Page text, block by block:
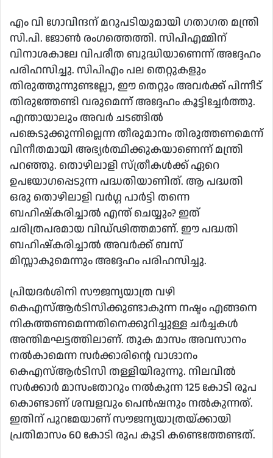
എം വി ഗോവിന്ദന് മറുപടിയുമായി ഗതാഗത മന്ത്രി
സി.പി. ജോൺ രംഗത്തെത്തി. സിപിഎമ്മിന്
വിനാശകാലേ വിപരീത ബുദ്ധിയാണെന്ന് അദ്ദേഹം
പരിഹസിച്ചു. സിപിഎം പല തെറ്റുകളും
തിരുത്തുന്നുണ്ടല്ലോ, ഈ തെറ്റും അവർക്ക് പിന്നീട്
തിരുത്തേണ്ടി വരുമെന്ന് അദ്ദേഹം കൂട്ടിച്ചേർത്തു.
എന്തായാലും അവർ ചടങ്ങിൽ
പങ്കെടുക്കുന്നില്ലെന്ന തീരുമാനം തിരുത്തണമെന്ന്
വിനീതമായി അഭ്യർത്ഥിക്കുകയാണെന്ന് മന്ത്രി
പറഞ്ഞു. തൊഴിലാളി സ്ത്രീകൾക്ക് ഏറെ
ഉപയോഗപ്പെടുന്ന പദ്ധതിയാണിത്. ആ പദ്ധതി
ഒരു തൊഴിലാളി വർഗ്ഗ പാർട്ടി തന്നെ
ബഹിഷ്കരിച്ചാൽ എന്ത് ചെയ്യും? ഇത്
ചരിത്രപരമായ വിഡ്ഢിത്തമാണ്. ഈ പദ്ധതി
ബഹിഷ്കരിച്ചാൽ അവർക്ക് ബസ്
മിസ്സാകുമെന്നും അദ്ദേഹം പരിഹസിച്ചു.
പ്രിയദർശിനി സൗജന്യയാത്ര വഴി
കെഎസ്ആർടിസിക്കുണ്ടാകുന്ന നഷ്ടം എങ്ങനെ
നികത്തണമെന്നതിനെക്കുറിച്ചുള്ള ചർച്ചകൾ
അന്തിമഘട്ടത്തിലാണ്. തുക മാസം അവസാനം
നൽകാമെന്ന സർക്കാരിന്റെ വാഗ്ദാനം
കെഎസ്ആർടിസി തള്ളിയിരുന്നു. നിലവിൽ
സർക്കാർ മാസംതോറും നൽകുന്ന 125 കോടി രൂപ
കൊണ്ടാണ് ശമ്പളവും പെൻഷനും നൽകുന്നത്.
ഇതിന് പുറമേയാണ് സൗജന്യയാത്രയ്ക്കായി
പ്രതിമാസം 60 കോടി രൂപ കൂടി കണ്ടെത്തേണ്ടത്.